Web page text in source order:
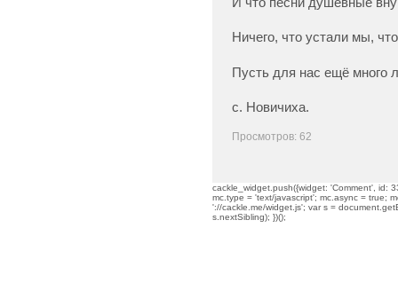
Ничего, что устали мы,
Пусть для нас ещё много
с. Новичиха.
Просмотров: 62
cackle_widget.push({widget: 'Comment', id:
mc.type = 'text/javascript'; mc.async = true;
'://cackle.me/widget.js'; var s =
s.nextSibling); })();